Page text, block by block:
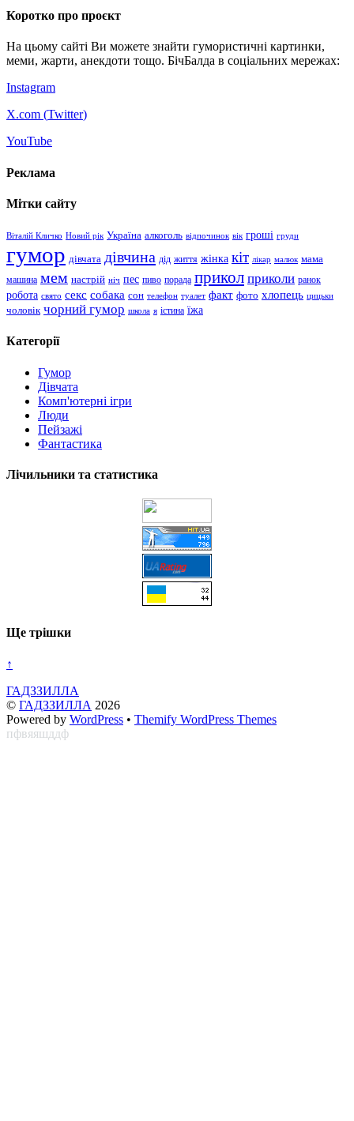
Коротко про проєкт
На цьому сайті Ви можете знайти гумористичні картинки,
меми, жарти, анекдоти тощо. БічБалда в соціальних мережах:
Instagram
X.com (Twitter)
YouTube
Реклама
Мітки сайту
Віталій Кличко Новий рік Україна алкоголь відпочинок вік гроші груди
гумор дівчата дівчина дід життя жінка кіт лікар малюк мама
машина мем настрій ніч пес пиво порада прикол приколи ранок
робота свято секс собака сон телефон туалет факт фото хлопець цицьки
чоловік чорний гумор школа я істина їжа
Категорії
Гумор
Дівчата
Комп'ютерні ігри
Люди
Пейзажі
Фантастика
Лічильники та статистика
Ще трішки
↑
ГАДЗЗИЛЛА
© ГАДЗЗИЛЛА 2026
Powered by WordPress • Themify WordPress Themes
пфвяяшддф